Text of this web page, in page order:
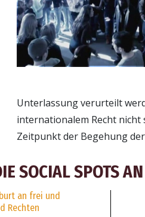
Unterlassung verurteilt
internationalem Recht nicht
Zeitpunkt der Begehung
SOCIAL SPOTS AN
an frei und
Rechten